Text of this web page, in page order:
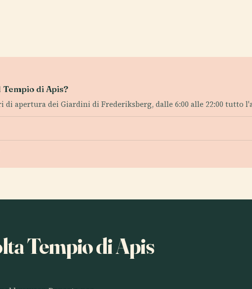
di Apis?
apertura dei Giardini di Frederiksberg, dalle 6:00 alle 22:00 tutto
Tempio di Apis